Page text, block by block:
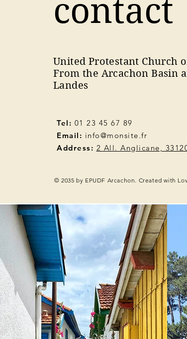
contact
United Protestant Church
From the Arcachon Basin
Landes
Tel: 01 23 45 67 89
Email: info@monsite.fr
Address: 2 All. Anglicane,
© 2035 by EPUDF Arcachon. Created with